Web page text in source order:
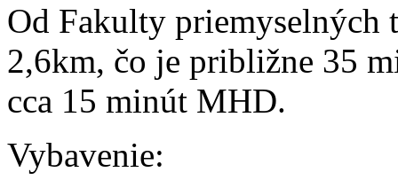
Od Fakulty priemyselných
2,6km, čo je približne 35
cca 15 minút MHD.
Vybavenie: